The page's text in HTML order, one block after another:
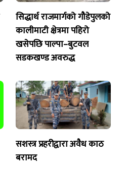
सिद्धार्थ राजमार्गको गौडेपुलको
कालीमाटी क्षेत्रमा पहिरो
खसेपछि पाल्पा–बुटवल
सडकखण्ड अवरुद्ध
सशस्त्र प्रहरीद्वारा अवैध काठ
बरामद